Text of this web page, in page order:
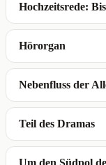
Hochzeitsrede:
Hörorgan
Nebenfluss der
Teil des Dramas